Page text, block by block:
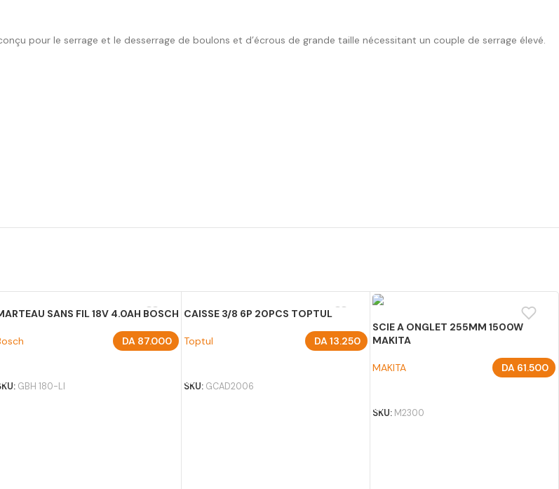
pour le serrage et le desserrage de boulons et d’écrous de grande taille nécessitant un couple de serrage élevé.
SANS FIL 18V 4.0AH BOSCH
DA 87.000
GBH 180-LI
CAISSE 3/8 6P 20PCS TOPTUL
Toptul DA13.250
SKU: GCAD2006
SCIE A ONGLET 255MM 1500W
MAKITA
MAKITA DA61.500
SKU: M2300